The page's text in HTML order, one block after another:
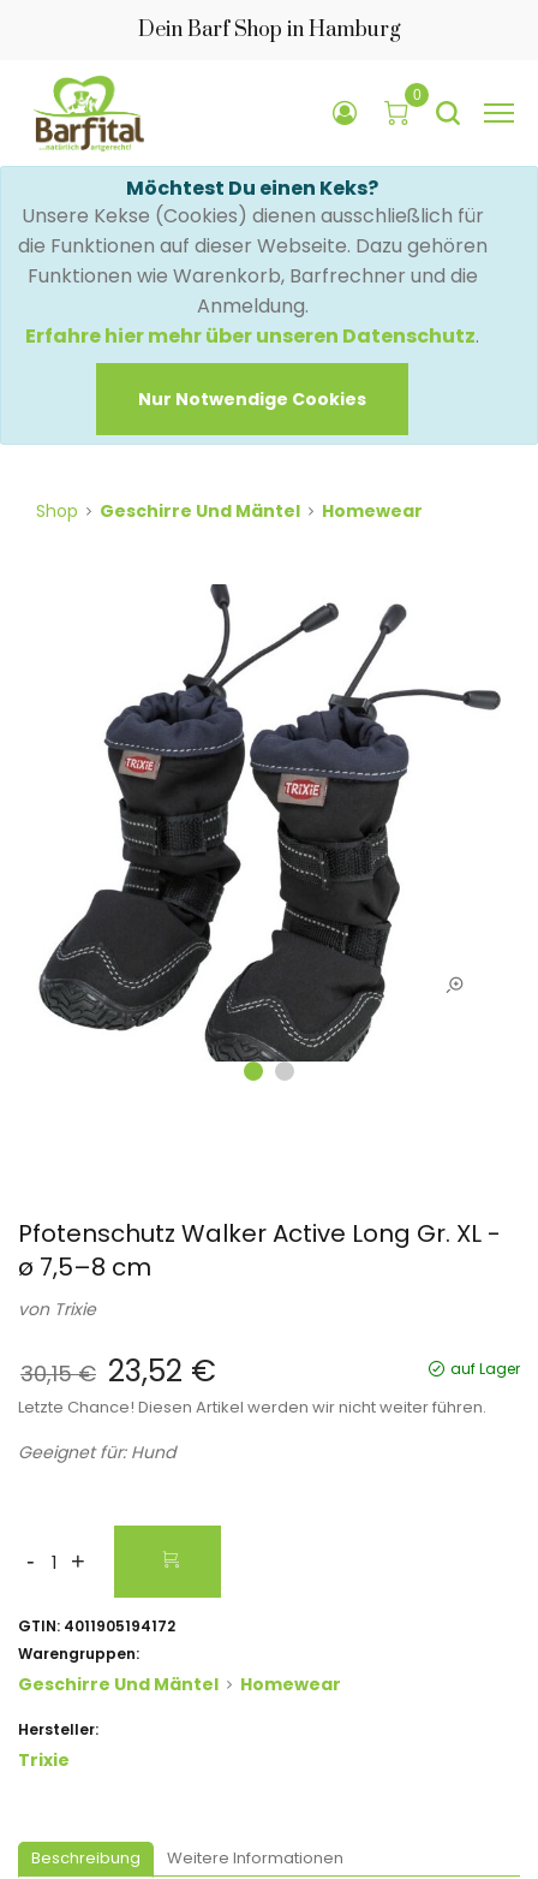
Dein Barf Shop in Hamburg
0
Möchtest Du einen Keks?
Unsere Kekse (Cookies) dienen ausschließlich für
die Funktionen auf dieser Webseite. Dazu gehören
Funktionen wie Warenkorb, Barfrechner und die
Anmeldung.
Erfahre hier mehr über unseren Datenschutz.
Nur Notwendige Cookies
Shop Geschirre Und Mäntel Homewear
Pfotenschutz Walker Active Long Gr. XL -
ø 7,5–8 cm
von Trixie
30,15 € 23,52 € auf Lager
Letzte Chance! Diesen Artikel werden wir nicht weiter führen.
Geeignet für: Hund
- +
GTIN: 4011905194172
Warengruppen:
Geschirre Und Mäntel Homewear
Hersteller:
Trixie
Beschreibung Weitere Informationen